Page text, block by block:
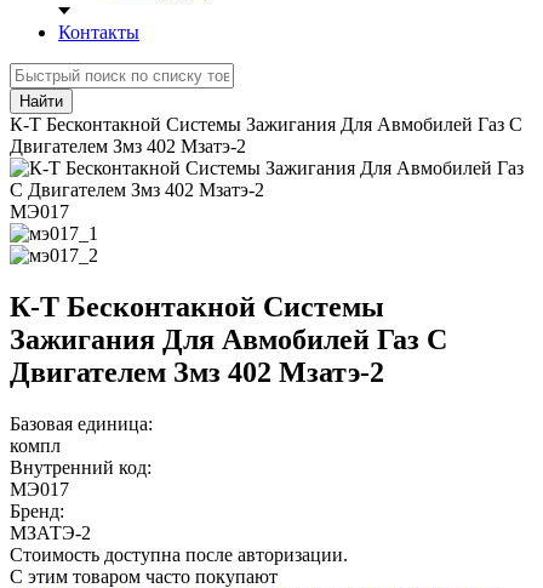
Контакты
Найти
К-Т Бесконтакной Системы Зажигания Для Авмобилей Газ С
Двигателем Змз 402 Мзатэ-2
МЭ017
К-Т Бесконтакной Системы
Зажигания Для Авмобилей Газ С
Двигателем Змз 402 Мзатэ-2
Базовая единица:
компл
Внутренний код:
МЭ017
Бренд:
МЗАТЭ-2
Стоимость доступна после авторизации.
С этим товаром часто покупают